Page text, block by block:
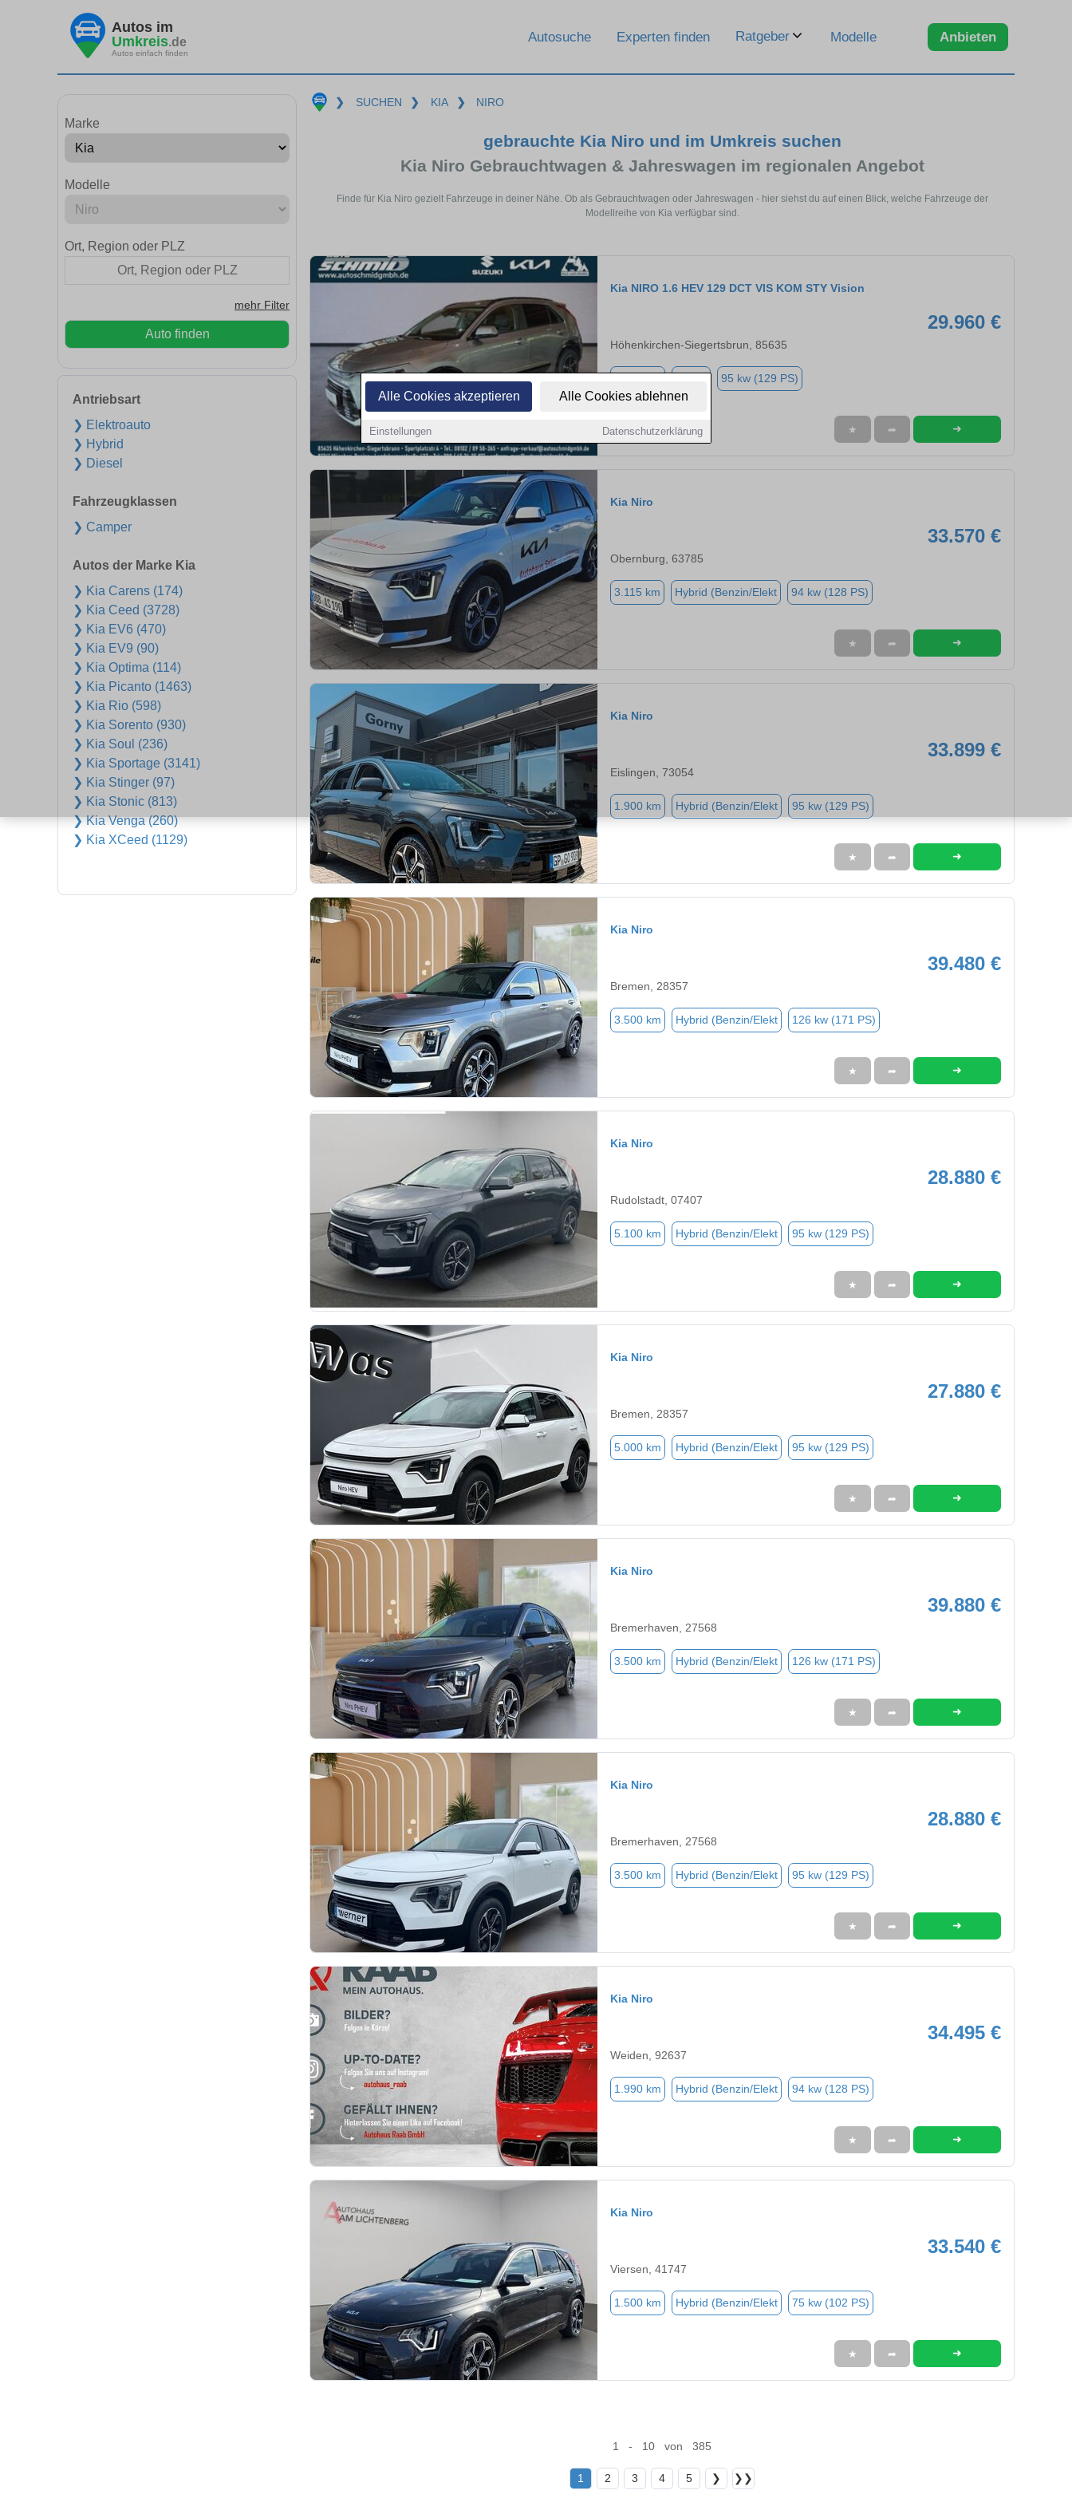
Alle Cookies akzeptieren Alle Cookies ablehnen
Einstellungen Datenschutzerklärung
Autos im
Umkreis.de
Autos einfach finden
Autosuche Experten finden Ratgeber Modelle Anbieten
Marke
Modelle
Ort, Region oder PLZ
mehr Filter
Auto finden
Antriebsart
❯ Elektroauto
❯ Hybrid
❯ Diesel
Fahrzeugklassen
❯ Camper
Autos der Marke Kia
❯ Kia Carens (174)
❯ Kia Ceed (3728)
❯ Kia EV6 (470)
❯ Kia EV9 (90)
❯ Kia Optima (114)
❯ Kia Picanto (1463)
❯ Kia Rio (598)
❯ Kia Sorento (930)
❯ Kia Soul (236)
❯ Kia Sportage (3141)
❯ Kia Stinger (97)
❯ Kia Stonic (813)
❯ Kia Venga (260)
❯ Kia XCeed (1129)
❯ SUCHEN ❯ KIA ❯ NIRO
gebrauchte Kia Niro und im Umkreis suchen
Kia Niro Gebrauchtwagen & Jahreswagen im regionalen Angebot
Finde für Kia Niro gezielt Fahrzeuge in deiner Nähe. Ob als Gebrauchtwagen oder Jahreswagen - hier siehst du auf einen Blick, welche Fahrzeuge der
Modellreihe von Kia verfügbar sind.
Kia NIRO 1.6 HEV 129 DCT VIS KOM STY Vision
29.960 €
Höhenkirchen-Siegertsbrun, 85635
95 kw (129 PS)
★ ➦ ➜
Kia Niro
33.570 €
Obernburg, 63785
3.115 km Hybrid (Benzin/Elekt 94 kw (128 PS)
★ ➦ ➜
Kia Niro
33.899 €
Eislingen, 73054
1.900 km Hybrid (Benzin/Elekt 95 kw (129 PS)
★ ➦ ➜
Kia Niro
39.480 €
Bremen, 28357
3.500 km Hybrid (Benzin/Elekt 126 kw (171 PS)
★ ➦ ➜
Kia Niro
28.880 €
Rudolstadt, 07407
5.100 km Hybrid (Benzin/Elekt 95 kw (129 PS)
★ ➦ ➜
Kia Niro
27.880 €
Bremen, 28357
5.000 km Hybrid (Benzin/Elekt 95 kw (129 PS)
★ ➦ ➜
Kia Niro
39.880 €
Bremerhaven, 27568
3.500 km Hybrid (Benzin/Elekt 126 kw (171 PS)
★ ➦ ➜
Kia Niro
28.880 €
Bremerhaven, 27568
3.500 km Hybrid (Benzin/Elekt 95 kw (129 PS)
★ ➦ ➜
Kia Niro
34.495 €
Weiden, 92637
1.990 km Hybrid (Benzin/Elekt 94 kw (128 PS)
★ ➦ ➜
Kia Niro
33.540 €
Viersen, 41747
1.500 km Hybrid (Benzin/Elekt 75 kw (102 PS)
★ ➦ ➜
1 - 10 von 385
1 2 3 4 5 ❯ ❯❯